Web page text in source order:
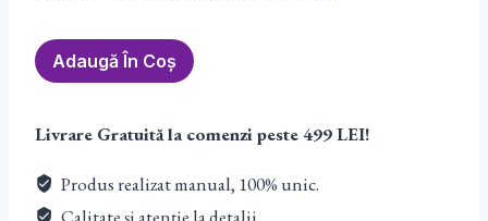
Cantitate
Orgon
pahar
Unakit
&
Adaugă În Coș
Livrare Gratuită la comenzi peste 499 LEI!
Produs realizat manual, 100% unic.